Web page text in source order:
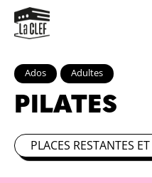
Ados Adultes
PILATES
PLACES RESTANTES